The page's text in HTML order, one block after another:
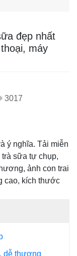
đẹp nhất
máy
3017
ý nghĩa. Tải miễn
trà sữa tự chụp,
ảnh con trai
cao, kích thước
dễ thương